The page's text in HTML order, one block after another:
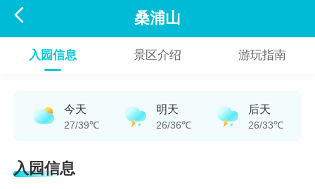
 桑浦山
入园信息 景区介绍 游玩指南
今天
27/39℃
明天
26/36℃
后天
26/33℃
入园信息